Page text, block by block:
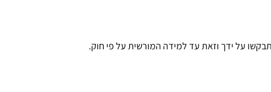
על ידך וזאת עד למידה המורשית על פי חוק.